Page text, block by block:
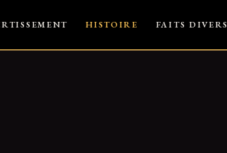
HISTOIRE FAITS DIVERS